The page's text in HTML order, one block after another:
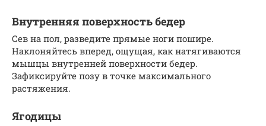
Внутренняя поверхность бедер
Сев на пол, разведите прямые ноги пошире.
Наклоняйтесь вперед, ощущая, как натягиваются
мышцы внутренней поверхности бедер.
Зафиксируйте позу в точке максимального
растяжения.
Ягодицы